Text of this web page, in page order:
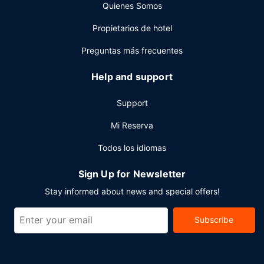
Tendrás un centro de negocios, check-out exprés y un
servicio de recepción las 24 horas a tu disposición. ¿Estás
organizando un evento en Edimburgo? En este hotel tienes
a tu disposición 710 metros cuadrados de espacio con
zona para conferencias y 12 salas de reuniones. Hay un
Quienes Somos
Propietarios de hotel
Preguntas más frecuentes
Help and support
Support
Mi Reserva
Todos los idiomas
Sign Up for Newsletter
Stay informed about news and special offers!
Subscribe